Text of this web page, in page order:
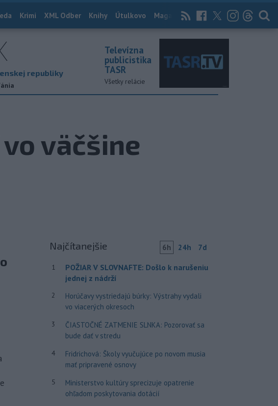
Krimi XML Odber Knihy Útulkovo Magazín News Now Archív
republiky
Televízna
publicistika
TASR
Všetky relácie
väčšine
Najčítanejšie 6h 24h 7d
1
POŽIAR V SLOVNAFTE: Došlo k narušeniu
jednej z nádrží
2
Horúčavy vystriedajú búrky: Výstrahy vydali
vo viacerých okresoch
3
ČIASTOČNÉ ZATMENIE SLNKA: Pozorovať sa
bude dať v stredu
4
Fridrichová: Školy vyučujúce po novom musia
mať pripravené osnovy
5
Ministerstvo kultúry sprecizuje opatrenie
ohľadom poskytovania dotácií